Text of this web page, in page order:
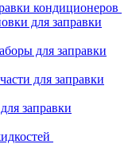
кондиционеров
для заправки
для заправки
для заправки
заправки